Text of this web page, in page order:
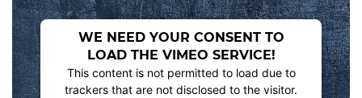
WE NEED YOUR CONSENT TO
LOAD THE VIMEO SERVICE!
This content is not permitted to load due to
trackers that are not disclosed to the visitor.